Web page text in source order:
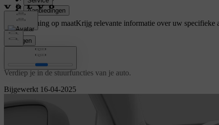
Besturing
Ondersteuning op maatKrijg relevante informatie over uw specifieke
Inloggen
Bijgewerkt 16-04-2025
Verdiep je in de stuurfuncties van je auto.